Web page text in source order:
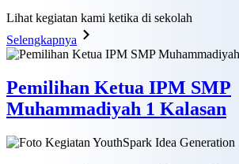
Lihat kegiatan kami ketika di sekolah
Selengkapnya
Pemilihan Ketua IPM SMP
Muhammadiyah 1 Kalasan